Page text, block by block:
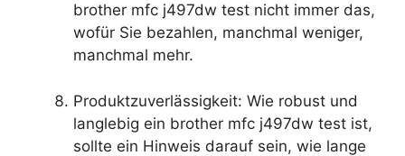
brother mfc j497dw test nicht immer das,
wofür Sie bezahlen, manchmal weniger,
manchmal mehr.
Produktzuverlässigkeit: Wie robust und
langlebig ein brother mfc j497dw test ist,
sollte ein Hinweis darauf sein, wie lange